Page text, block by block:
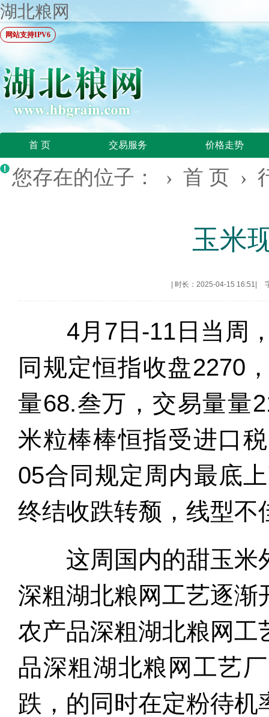
湖北粮网
网站支持IPV6
首 页 交易服务 价格走势
您存在的位子： › 首 页 ›
玉米
时长：2025-04-15 16:51
4月7日-11日当周
同规定恒指收盘2270
量68.叁万，交易量量
米粒棒棒恒指受进口
05合同规定周内最底
终结收跌转颓，线型不
这周国内的甜玉米
深粗湖北粮网工艺逐渐
农产品深粗湖北粮网工
品深粗湖北粮网工艺
跌，的同时在定粉待